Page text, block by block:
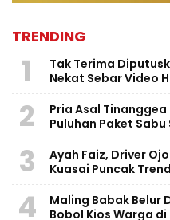
TRENDING
1
Tak Terima
Nekat Sebar Video
2
Pria Asal
Puluhan Paket
3
Ayah Faiz, Driver
Kuasai Puncak
4
Maling Babak Belur
Bobol Kios Warga